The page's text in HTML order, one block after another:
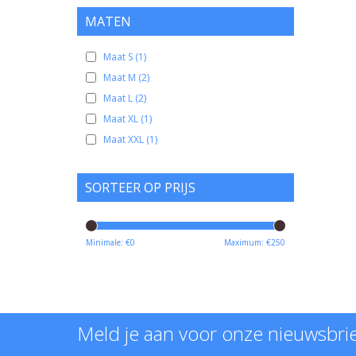
MATEN
Maat S (1)
Maat M (2)
Maat L (2)
Maat XL (1)
Maat XXL (1)
SORTEER OP PRIJS
Minimale: €0 Maximum: €250
Meld je aan voor onze